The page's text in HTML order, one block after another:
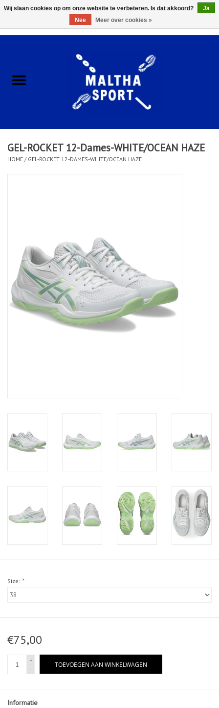
ACCESSOIRES/HARDWARE
KLEDING
CLUBSHOPS
Merken
GEL-ROCKET 12-Dames-WHITE/OCEAN HAZE
HOME / GEL-ROCKET 12-DAMES-WHITE/OCEAN HAZE
Size: *
€75,00
+
-
TOEVOEGEN AAN WINKELWAGEN
Informatie
Wij slaan cookies op om onze website te verbeteren. Is dat akkoord?
Ja
Nee
Meer over cookies »